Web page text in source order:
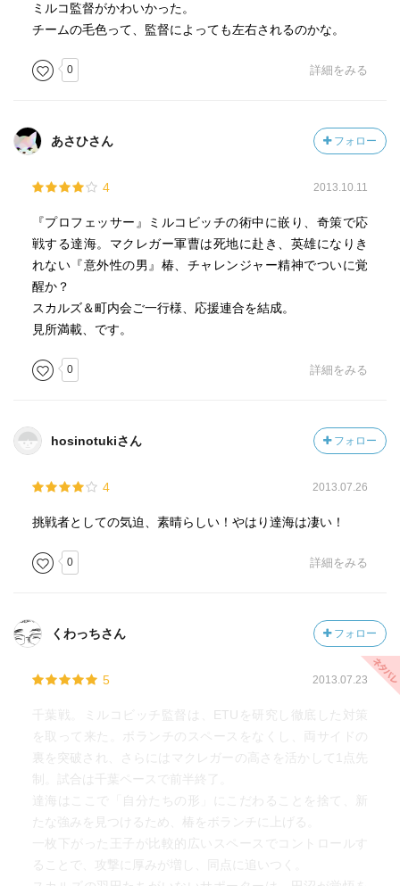
ミルコ監督がかわいかった。
チームの毛色って、監督によっても左右されるのかな。
0 詳細をみる
あさひさん フォロー
4 2013.10.11
『プロフェッサー』ミルコビッチの術中に嵌り、奇策で応
戦する達海。マクレガー軍曹は死地に赴き、英雄になりき
れない『意外性の男』椿、チャレンジャー精神でついに覚
醒か？
スカルズ＆町内会ご一行様、応援連合を結成。
見所満載、です。
0 詳細をみる
hosinotukiさん フォロー
4 2013.07.26
挑戦者としての気迫、素晴らしい！やはり達海は凄い！
0 詳細をみる
くわっちさん フォロー
5 2013.07.23
千葉戦。ミルコビッチ監督は、ETUを研究し徹底した対策
を取って来た。ボランチのスペースをなくし、両サイドの
裏を突破され、さらにはマクレガーの高さを活かして1点先
制。試合は千葉ペースで前半終了。
達海はここで「自分たちの形」にこだわることを捨て、新
たな強みを見つけるため、椿をボランチに上げる。
一枚下がった王子が比較的広いスペースでコントロールす
ることで、攻撃に厚みが増し、同点に追いつく。